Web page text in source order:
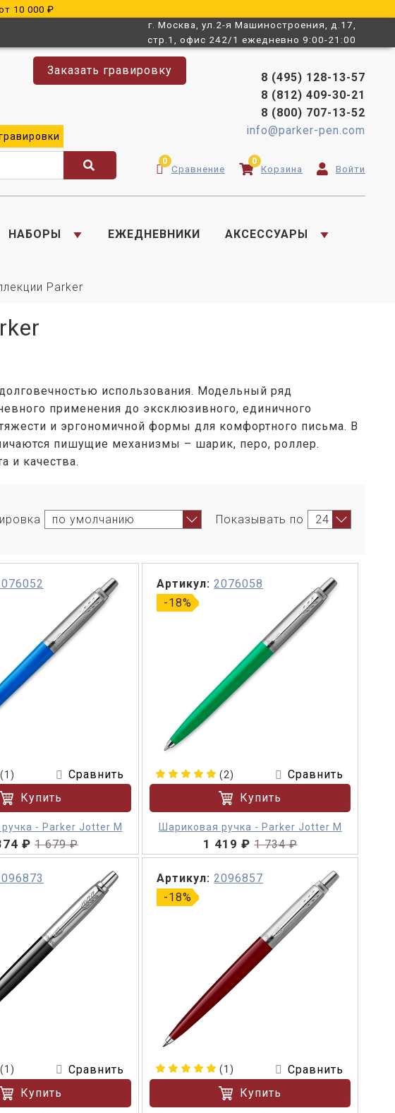
10 000 ₽
г. Москва, ул.2-я Машиностроения, д.17,
стр.1, офис 242/1 ежедневно 9:00-21:00
Заказать гравировку
8 (495) 128-13-57
8 (812) 409-30-21
8 (800) 707-13-52
info@parker-pen.com
0
Сравнение
0
Корзина Войти
НАБОРЫ ЕЖЕДНЕВНИКИ АКСЕССУАРЫ
Parker
использования. Модельный ряд
применения до эксклюзивного, единичного
и эргономичной формы для комфортного письма. В
пишущие механизмы – шарик, перо, роллер.
и качества.
Показывать по
(1)
Сравнить
Купить
- Parker Jotter M
₽ 1 679 ₽
-18%
Артикул: 2076058
(2)
Сравнить
Купить
Шариковая ручка - Parker Jotter M
1 419 ₽ 1 734 ₽
(1)
Сравнить
Купить
-18%
Артикул: 2096857
(1)
Сравнить
Купить